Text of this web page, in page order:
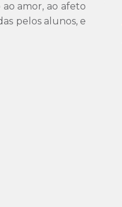
amor, ao afeto
pelos alunos, e